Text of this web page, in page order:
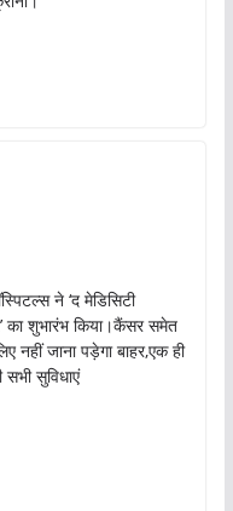
ने ‘द मेडिसिटी
का शुभारंभ किया।कैंसर समेत
नहीं जाना पड़ेगा बाहर,एक ही
सुविधाएं